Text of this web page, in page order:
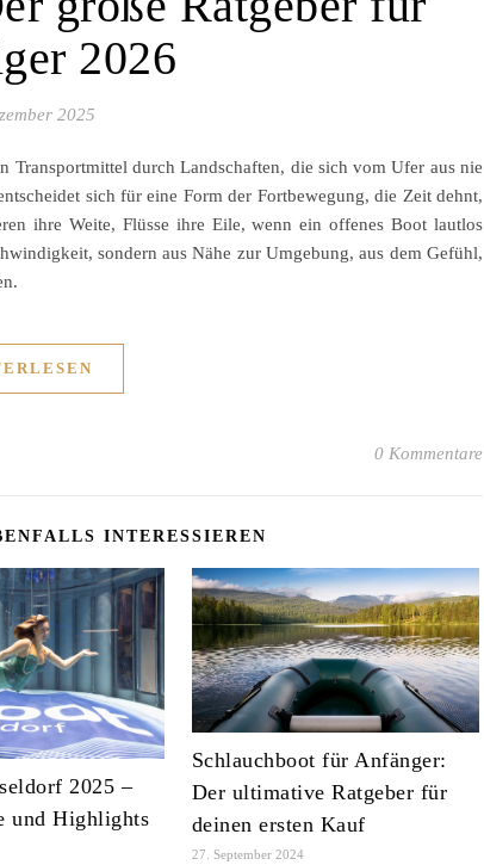
2026
2025
Transportmittel durch Landschaften, die sich vom Ufer aus nie
sich für eine Form der Fortbewegung, die Zeit dehnt,
ihre Weite, Flüsse ihre Eile, wenn ein offenes Boot lautlos
sondern aus Nähe zur Umgebung, aus dem Gefühl,
0 Kommentare
INTERESSIEREN
2025 –
und Highlights
Schlauchboot für Anfänger:
Der ultimative Ratgeber für
deinen ersten Kauf
27. September 2024